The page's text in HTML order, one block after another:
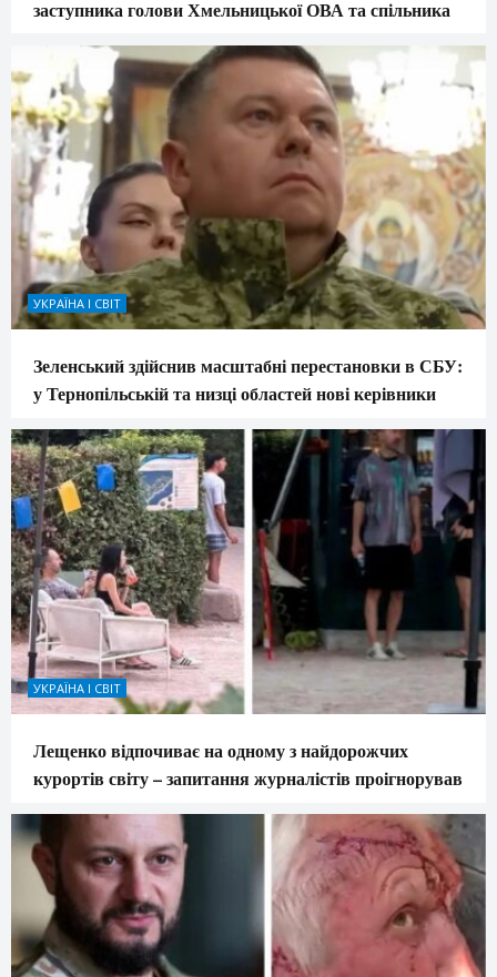
заступника голови Хмельницької ОВА та спільника
УКРАЇНА І СВІТ
Зеленський здійснив масштабні перестановки в СБУ:
у Тернопільській та низці областей нові керівники
УКРАЇНА І СВІТ
Лещенко відпочиває на одному з найдорожчих
курортів світу – запитання журналістів проігнорував